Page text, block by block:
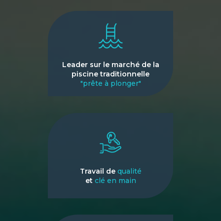
Leader sur le marché de la
piscine traditionnelle
"prête à plonger"
Travail de qualité
et clé en main